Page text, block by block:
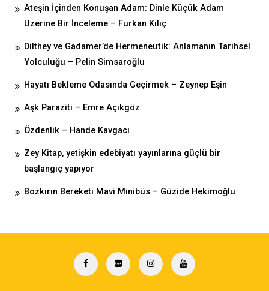
Ateşin İçinden Konuşan Adam: Dinle Küçük Adam
Üzerine Bir İnceleme – Furkan Kılıç
Dilthey ve Gadamer’de Hermeneutik: Anlamanın Tarihsel
Yolculuğu – Pelin Simsaroğlu
Hayatı Bekleme Odasında Geçirmek – Zeynep Eşin
Aşk Paraziti – Emre Açıkgöz
Özdenlik – Hande Kavgacı
Zey Kitap, yetişkin edebiyatı yayınlarına güçlü bir
başlangıç yapıyor
Bozkırın Bereketi Mavi Minibüs – Güzide Hekimoğlu